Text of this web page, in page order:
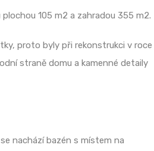
105 m2 a zahradou 355 m2.
proto byly při rekonstrukci v roce
straně domu a kamenné detaily
nachází bazén s místem na